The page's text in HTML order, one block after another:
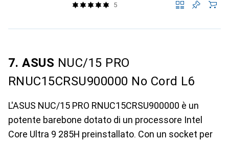
5
7. ASUS NUC/15 PRO
RNUC15CRSU900000 No Cord L6
L'ASUS NUC/15 PRO RNUC15CRSU900000 è un
potente barebone dotato di un processore Intel
Core Ultra 9 285H preinstallato. Con un socket per